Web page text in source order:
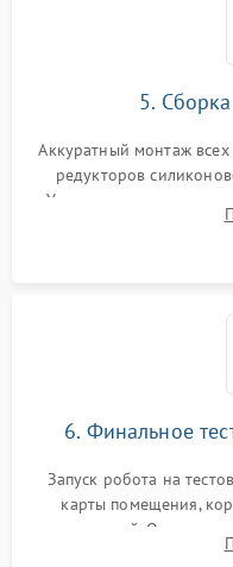
5.
Аккуратный монтаж
редукторов
Установка новых
микрофибры, щеток).
6. Финальное
Запуск робота на
карты помещения,
препятствий. Оценка
Тестирование